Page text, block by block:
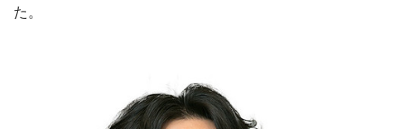
た。